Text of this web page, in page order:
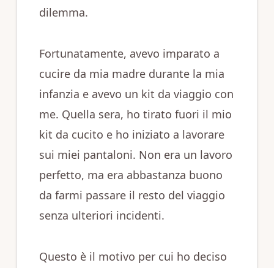
dilemma.
Fortunatamente, avevo imparato a
cucire da mia madre durante la mia
infanzia e avevo un kit da viaggio con
me. Quella sera, ho tirato fuori il mio
kit da cucito e ho iniziato a lavorare
sui miei pantaloni. Non era un lavoro
perfetto, ma era abbastanza buono
da farmi passare il resto del viaggio
senza ulteriori incidenti.
Questo è il motivo per cui ho deciso